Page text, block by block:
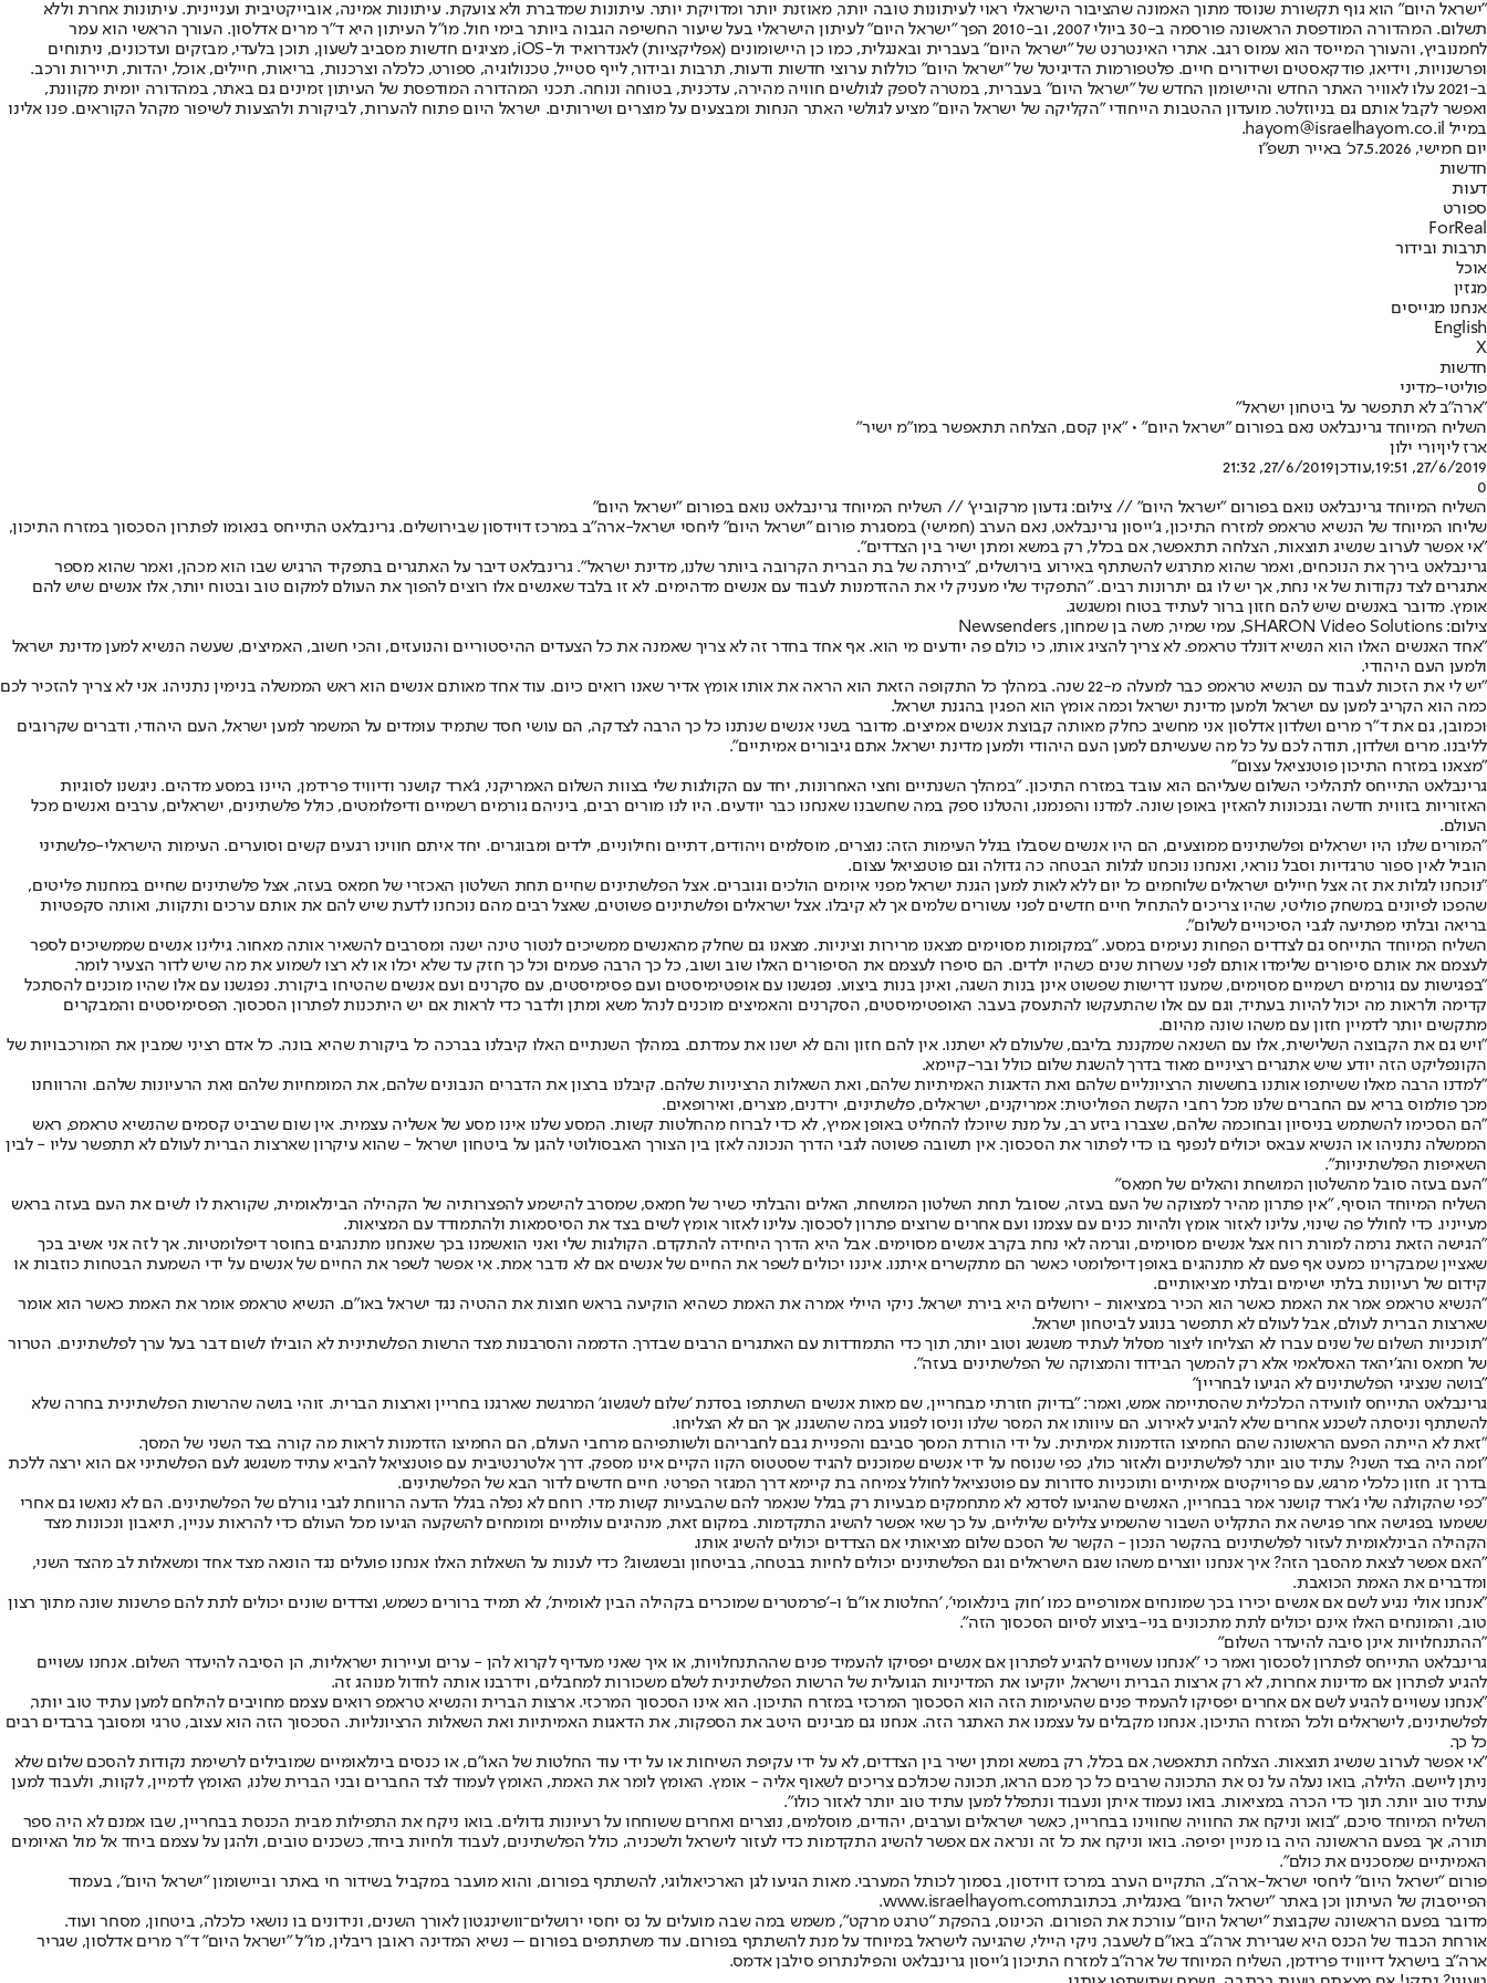
"ישראל היום" הוא גוף תקשורת שנוסד מתוך האמונה שהציבור הישראלי ראוי לעיתונות טובה יותר, מאוזנת יותר ומדויקת יותר. עיתונות שמדברת ולא צועקת. עיתונות אמינה, אובייקטיבית ועניינית. עיתונות אחרת וללא
תשלום. המהדורה המודפסת הראשונה פורסמה ב-30 ביולי 2007, וב-2010 הפך "ישראל היום" לעיתון הישראלי בעל שיעור החשיפה הגבוה ביותר בימי חול. מו"ל העיתון היא ד"ר מרים אדלסון. העורך הראשי הוא עמר
לחמנוביץ, והעורך המייסד הוא עמוס רגב. אתרי האינטרנט של "ישראל היום" בעברית ובאנגלית, כמו כן היישומונים (אפליקציות) לאנדרואיד ול-iOS, מציגים חדשות מסביב לשעון, תוכן בלעדי, מבזקים ועדכונים, ניתוחים
ופרשנויות, וידיאו, פודקאסטים ושידורים חיים. פלטפורמות הדיגיטל של "ישראל היום" כוללות ערוצי חדשות ודעות, תרבות ובידור, לייף סטייל, טכנולוגיה, ספורט, כלכלה וצרכנות, בריאות, חיילים, אוכל, יהדות, תיירות ורכב.
ב-2021 עלו לאוויר האתר החדש והיישומון החדש של "ישראל היום" בעברית, במטרה לספק לגולשים חוויה מהירה, עדכנית, בטוחה ונוחה. תכני המהדורה המודפסת של העיתון זמינים גם באתר, במהדורה יומית מקוונת,
ואפשר לקבל אותם גם בניוזלטר. מועדון ההטבות הייחודי "הקליקה של ישראל היום" מציע לגולשי האתר הנחות ומבצעים על מוצרים ושירותים. ישראל היום פתוח להערות, לביקורת ולהצעות לשיפור מקהל הקוראים. פנו אלינו
במייל hayom@israelhayom.co.il.
יום חמישי, 7.5.2026
כ' באייר תשפ"ו
חדשות
דעות
ספורט
ForReal
תרבות ובידור
אוכל
מגזין
אנחנו מגייסים
English
X
חדשות
פוליטי-מדיני
"ארה"ב לא תתפשר על ביטחון ישראל"
השליח המיוחד גרינבלאט נאם בפורום "ישראל היום" • "אין קסם, הצלחה תתאפשר במו"מ ישיר"
ארז ליןיורי ילון
27/6/2019, 19:51
,עודכן27/6/2019, 21:32
0
השליח המיוחד גרינבלאט נואם בפורום "ישראל היום" // צילום: גדעון מרקוביץ' // השליח המיוחד גרינבלאט נואם בפורום "ישראל היום"
שליחו המיוחד של הנשיא טראמפ למזרח התיכון, ג'ייסון גרינבלאט, נאם הערב (חמישי) במסגרת פורום "ישראל היום" ליחסי ישראל-ארה"ב במרכז דוידסון שבירושלים. גרינבלאט התייחס בנאומו לפתרון הסכסוך במזרח התיכון,
"אי אפשר לערוב שנשיג תוצאות, הצלחה תתאפשר, אם בכלל, רק במשא ומתן ישיר בין הצדדים".
גרינבלאט בירך את הנוכחים, ואמר שהוא מתרגש להשתתף באירוע בירושלים, "בירתה של בת הברית הקרובה ביותר שלנו, מדינת ישראל". גרינבלאט דיבר על האתגרים בתפקיד הרגיש שבו הוא מכהן, ואמר שהוא מספר
אתגרים לצד נקודות של אי נחת, אך יש לו גם יתרונות רבים. "התפקיד שלי מעניק לי את ההזדמנות לעבוד עם אנשים מדהימים. לא זו בלבד שאנשים אלו רוצים להפוך את העולם למקום טוב ובטוח יותר, אלו אנשים שיש להם
אומץ. מדובר באנשים שיש להם חזון ברור לעתיד בטוח ומשגשג.
צילום: SHARON Video Solutions, עמי שמיר, משה בן שמחון, Newsenders
"אחד האנשים האלו הוא הנשיא דונלד טראמפ. לא צריך להציג אותו, כי כולם פה יודעים מי הוא. אף אחד בחדר זה לא צריך שאמנה את כל הצעדים ההיסטוריים והנועזים, והכי חשוב, האמיצים, שעשה הנשיא למען מדינת ישראל
ולמען העם היהודי.
"יש לי את הזכות לעבוד עם הנשיא טראמפ כבר למעלה מ-22 שנה. במהלך כל התקופה הזאת הוא הראה את אותו אומץ אדיר שאנו רואים כיום. עוד אחד מאותם אנשים הוא ראש הממשלה בנימין נתניהו. אני לא צריך להזכיר לכם
כמה הוא הקריב למען עם ישראל ולמען מדינת ישראל וכמה אומץ הוא הפגין בהגנת ישראל.
וכמובן, גם את ד"ר מרים ושלדון אדלסון אני מחשיב כחלק מאותה קבוצת אנשים אמיצים. מדובר בשני אנשים שנתנו כל כך הרבה לצדקה, הם עושי חסד שתמיד עומדים על המשמר למען ישראל, העם היהודי, ודברים שקרובים
לליבנו. מרים ושלדון, תודה לכם על כל מה שעשיתם למען העם היהודי ולמען מדינת ישראל. אתם גיבורים אמיתיים".
"מצאנו במזרח התיכון פוטנציאל עצום"
גרינבלאט התייחס לתהליכי השלום שעליהם הוא עובד במזרח התיכון. "במהלך השנתיים וחצי האחרונות, יחד עם הקולגות שלי בצוות השלום האמריקני, ג'ארד קושנר ודיוויד פרידמן, היינו במסע מדהים. ניגשנו לסוגיות
האזוריות בזווית חדשה ובנכונות להאזין באופן שונה. למדנו והפנמנו, והטלנו ספק במה שחשבנו שאנחנו כבר יודעים. היו לנו מורים רבים, ביניהם גורמים רשמיים ודיפלומטים, כולל פלשתינים, ישראלים, ערבים ואנשים מכל
העולם.
"המורים שלנו היו ישראלים ופלשתינים ממוצעים, הם היו אנשים שסבלו בגלל העימות הזה: נוצרים, מוסלמים ויהודים, דתיים וחילוניים, ילדים ומבוגרים. יחד איתם חווינו רגעים קשים וסוערים. העימות הישראלי-פלשתיני
הוביל לאין ספור טרגדיות וסבל נוראי, ואנחנו נוכחנו לגלות הבטחה כה גדולה וגם פוטנציאל עצום.
"נוכחנו לגלות את זה אצל חיילים ישראלים שלוחמים כל יום ללא לאות למען הגנת ישראל מפני איומים הולכים וגוברים. אצל הפלשתינים שחיים תחת השלטון האכזרי של חמאס בעזה, אצל פלשתינים שחיים במחנות פליטים,
שהפכו לפיונים במשחק פוליטי, שהיו צריכים להתחיל חיים חדשים לפני עשורים שלמים אך לא קיבלו. אצל ישראלים ופלשתינים פשוטים, שאצל רבים מהם נוכחנו לדעת שיש להם את אותם ערכים ותקוות, ואותה סקפטיות
בריאה ובלתי מפתיעה לגבי הסיכויים לשלום".
השליח המיוחד התייחס גם לצדדים הפחות נעימים במסע. "במקומות מסוימים מצאנו מרירות וציניות. מצאנו גם שחלק מהאנשים ממשיכים לנטור טינה ישנה ומסרבים להשאיר אותה מאחור. גילינו אנשים שממשיכים לספר
לעצמם את אותם סיפורים שלימדו אותם לפני עשרות שנים כשהיו ילדים. הם סיפרו לעצמם את הסיפורים האלו שוב ושוב, כל כך הרבה פעמים וכל כך חזק עד שלא יכלו או לא רצו לשמוע את מה שיש לדור הצעיר לומר.
"בפגישות עם גורמים רשמיים מסוימים, שמענו דרישות שפשוט אינן בנות השגה, ואינן בנות ביצוע. נפגשנו עם אופטימיסטים ועם פסימיסטים, עם סקרנים ועם אנשים שהטיחו ביקורת. נפגשנו עם אלו שהיו מוכנים להסתכל
קדימה ולראות מה יכול להיות בעתיד, וגם עם אלו שהתעקשו להתעסק בעבר. האופטימיסטים, הסקרנים והאמיצים מוכנים לנהל משא ומתן ולדבר כדי לראות אם יש היתכנות לפתרון הסכסוך. הפסימיסטים והמבקרים
מתקשים יותר לדמיין חזון עם משהו שונה מהיום.
"ויש גם את הקבוצה השלישית, אלו עם השנאה שמקננת בליבם, שלעולם לא ישתנו. אין להם חזון והם לא ישנו את עמדתם. במהלך השנתיים האלו קיבלנו בברכה כל ביקורת שהיא בונה. כל אדם רציני שמבין את המורכבויות של
הקונפליקט הזה יודע שיש אתגרים רציניים מאוד בדרך להשגת שלום כולל ובר-קיימא.
"למדנו הרבה מאלו ששיתפו אותנו בחששות הרציונליים שלהם ואת הדאגות האמיתיות שלהם, ואת השאלות הרציניות שלהם. קיבלנו ברצון את הדברים הנבונים שלהם, את המומחיות שלהם ואת הרעיונות שלהם. והרווחנו
מכך פולמוס בריא עם החברים שלנו מכל רחבי הקשת הפוליטית: אמריקנים, ישראלים, פלשתינים, ירדנים, מצרים, ואירופאים.
"הם הסכימו להשתמש בניסיון ובחוכמה שלהם, שצברו ביזע רב, על מנת שיוכלו להחליט באופן אמיץ, לא כדי לברוח מהחלטות קשות. המסע שלנו אינו מסע של אשליה עצמית. אין שום שרביט קסמים שהנשיא טראמפ, ראש
הממשלה נתניהו או הנשיא עבאס יכולים לנפנף בו כדי לפתור את הסכסוך. אין תשובה פשוטה לגבי הדרך הנכונה לאזן בין הצורך האבסולוטי להגן על ביטחון ישראל - שהוא עיקרון שארצות הברית לעולם לא תתפשר עליו - לבין
השאיפות הפלשתיניות".
"העם בעזה סובל מהשלטון המושחת והאלים של חמאס"
השליח המיוחד הוסיף, "אין פתרון מהיר למצוקה של העם בעזה, שסובל תחת השלטון המושחת, האלים והבלתי כשיר של חמאס, שמסרב להישמע להפצרותיה של הקהילה הבינלאומית, שקוראת לו לשים את העם בעזה בראש
מעייניו. כדי לחולל פה שינוי, עלינו לאזור אומץ ולהיות כנים עם עצמנו ועם אחרים שרוצים פתרון לסכסוך. עלינו לאזור אומץ לשים בצד את הסיסמאות ולהתמודד עם המציאות.
"הגישה הזאת גרמה למורת רוח אצל אנשים מסוימים, וגרמה לאי נחת בקרב אנשים מסוימים. אבל היא הדרך היחידה להתקדם. הקולגות שלי ואני הואשמנו בכך שאנחנו מתנהגים בחוסר דיפלומטיות. אך לזה אני אשיב בכך
שאציין שמבקרינו כמעט אף פעם לא מתנהגים באופן דיפלומטי כאשר הם מתקשרים איתנו. איננו יכולים לשפר את החיים של אנשים אם לא נדבר אמת. אי אפשר לשפר את החיים של אנשים על ידי השמעת הבטחות כוזבות או
קידום של רעיונות בלתי ישימים ובלתי מציאותיים.
"הנשיא טראמפ אמר את האמת כאשר הוא הכיר במציאות - ירושלים היא בירת ישראל. ניקי היילי אמרה את האמת כשהיא הוקיעה בראש חוצות את ההטיה נגד ישראל באו"ם. הנשיא טראמפ אומר את האמת כאשר הוא אומר
שארצות הברית לעולם, אבל לעולם לא תתפשר בנוגע לביטחון ישראל.
"תוכניות השלום של שנים עברו לא הצליחו ליצור מסלול לעתיד משגשג וטוב יותר, תוך כדי התמודדות עם האתגרים הרבים שבדרך. הדממה והסרבנות מצד הרשות הפלשתינית לא הובילו לשום דבר בעל ערך לפלשתינים. הטרור
של חמאס והג'יהאד האסלאמי אלא רק להמשך הבידוד והמצוקה של הפלשתינים בעזה".
"בושה שנציגי הפלשתינים לא הגיעו לבחריין"
גרינבלאט התייחס לוועידה הכלכלית שהסתיימה אמש, ואמר: "בדיוק חזרתי מבחריין, שם מאות אנשים השתתפו בסדנת 'שלום לשגשוג' המרגשת שארגנו בחריין וארצות הברית. זוהי בושה שהרשות הפלשתינית בחרה שלא
להשתתף וניסתה לשכנע אחרים שלא להגיע לאירוע. הם עיוותו את המסר שלנו וניסו לפגוע במה שהשגנו, אך הם לא הצליחו.
"זאת לא הייתה הפעם הראשונה שהם החמיצו הזדמנות אמיתית. על ידי הורדת המסך סביבם והפניית גבם לחבריהם ולשותפיהם מרחבי העולם, הם החמיצו הזדמנות לראות מה קורה בצד השני של המסך.
"ומה היה בצד השני? עתיד טוב יותר לפלשתינים ולאזור כולו, כפי שנוסח על ידי אנשים שמוכנים להגיד שסטטוס הקוו הקיים אינו מספק. דרך אלטרנטיבית עם פוטנציאל להביא עתיד משגשג לעם הפלשתיני אם הוא ירצה ללכת
בדרך זו. חזון כלכלי מרגש, עם פרויקטים אמיתיים ותוכניות סדורות עם פוטנציאל לחולל צמיחה בת קיימא דרך המגזר הפרטי. חיים חדשים לדור הבא של הפלשתינים.
"כפי שהקולגה שלי ג'ארד קושנר אמר בבחריין, האנשים שהגיעו לסדנא לא מתחמקים מבעיות רק בגלל שנאמר להם שהבעיות קשות מדי. רוחם לא נפלה בגלל הדעה הרווחת לגבי גורלם של הפלשתינים. הם לא נואשו גם אחרי
ששמעו בפגישה אחר פגישה את התקליט השבור שהשמיע צלילים שליליים, על כך שאי אפשר להשיג התקדמות. במקום זאת, מנהיגים עולמיים ומומחים להשקעה הגיעו מכל העולם כדי להראות עניין, תיאבון ונכונות מצד
הקהילה הבינלאומית לעזור לפלשתינים בהקשר הנכון - הקשר של הסכם שלום מציאותי אם הצדדים יכולים להשיג אותו.
"האם אפשר לצאת מהסבך הזה? איך אנחנו יוצרים משהו שגם הישראלים וגם הפלשתינים יכולים לחיות בבטחה, בביטחון ובשגשוג? כדי לענות על השאלות האלו אנחנו פועלים נגד הונאה מצד אחד ומשאלות לב מהצד השני,
ומדברים את האמת הכואבת.
"אנחנו אולי נגיע לשם אם אנשים יכירו בכך שמונחים אמורפיים כמו 'חוק בינלאומי', 'החלטות או"ם' ו-'פרמטרים שמוכרים בקהילה הבין לאומית', לא תמיד ברורים כשמש, וצדדים שונים יכולים לתת להם פרשנות שונה מתוך רצון
טוב, והמונחים האלו אינם יכולים לתת מתכונים בני-ביצוע לסיום הסכסוך הזה".
"ההתנחלויות אינן סיבה להיעדר השלום"
גרינבלאט התייחס לפתרון לסכסוך ואמר כי "אנחנו עשויים להגיע לפתרון אם אנשים יפסיקו להעמיד פנים שההתנחלויות, או איך שאני מעדיף לקרוא להן - ערים ועיירות ישראליות, הן הסיבה להיעדר השלום. אנחנו עשויים
להגיע לפתרון אם מדינות אחרות, לא רק ארצות הברית וישראל, יוקיעו את המדיניות הגועלית של הרשות הפלשתינית לשלם משכורות למחבלים, וידרבנו אותה לחדול מנוהג זה.
"אנחנו עשויים להגיע לשם אם אחרים יפסיקו להעמיד פנים שהעימות הזה הוא הסכסוך המרכזי במזרח התיכון. הוא אינו הסכסוך המרכזי. ארצות הברית והנשיא טראמפ רואים עצמם מחויבים להילחם למען עתיד טוב יותר,
לפלשתינים, לישראלים ולכל המזרח התיכון. אנחנו מקבלים על עצמנו את האתגר הזה. אנחנו גם מבינים היטב את הספקות, את הדאגות האמיתיות ואת השאלות הרציונליות. הסכסוך הזה הוא עצוב, טרגי ומסובך ברבדים רבים
כל כך.
"אי אפשר לערוב שנשיג תוצאות. הצלחה תתאפשר, אם בכלל, רק במשא ומתן ישיר בין הצדדים, לא על ידי עקיפת השיחות או על ידי עוד החלטות של האו"ם, או כנסים בינלאומיים שמובילים לרשימת נקודות להסכם שלום שלא
ניתן ליישם. הלילה, בואו נעלה על נס את התכונה שרבים כל כך מכם הראו, תכונה שכולכם צריכים לשאוף אליה - אומץ. האומץ לומר את האמת, האומץ לעמוד לצד החברים ובני הברית שלנו, האומץ לדמיין, לקוות, ולעבוד למען
עתיד טוב יותר. תוך כדי הכרה במציאות. בואו נעמוד איתן ונעבוד ונתפלל למען עתיד טוב יותר לאזור כולו".
השליח המיוחד סיכם, "בואו וניקח את החוויה שחווינו בבחריין, כאשר ישראלים וערבים, יהודים, מוסלמים, נוצרים ואחרים ששוחחו על רעיונות גדולים. בואו ניקח את התפילות מבית הכנסת בבחריין, שבו אמנם לא היה ספר
תורה, אך בפעם הראשונה היה בו מניין יפיפה. בואו וניקח את כל זה ונראה אם אפשר להשיג התקדמות כדי לעזור לישראל ולשכניה, כולל הפלשתינים, לעבוד ולחיות ביחד, כשכנים טובים, ולהגן על עצמם ביחד אל מול האיומים
האמיתיים שמסכנים את כולם".
פורום "ישראל היום" ליחסי ישראל-ארה"ב, התקיים הערב במרכז דוידסון, בסמוך לכותל המערבי. מאות הגיעו לגן הארכיאולוגי, להשתתף בפורום, והוא מועבר במקביל בשידור חי באתר וביישומון "ישראל היום", בעמוד
הפייסבוק של העיתון וכן באתר "ישראל היום" באנגלית, בכתובתwww.israelhayom.com
.
מדובר בפעם הראשונה שקבוצת "ישראל היום" עורכת את הפורום. הכינוס, בהפקת "טרגט מרקט", משמש במה שבה מועלים על נס יחסי ירושלים־וושינגטון לאורך השנים, ונידונים בו נושאי כלכלה, ביטחון, מסחר ועוד.
אורחת הכבוד של הכנס היא שגרירת ארה"ב באו"ם לשעבר, ניקי היילי, שהגיעה לישראל במיוחד על מנת להשתתף בפורום. עוד משתתפים בפורום – נשיא המדינה ראובן ריבלין, מו"ל "ישראל היום" ד"ר מרים אדלסון, שגריר
ארה"ב בישראל דייוויד פרידמן, השליח המיוחד של ארה"ב למזרח התיכון ג'ייסון גרינבלאט והפילנתרופ סילבן אדמס.